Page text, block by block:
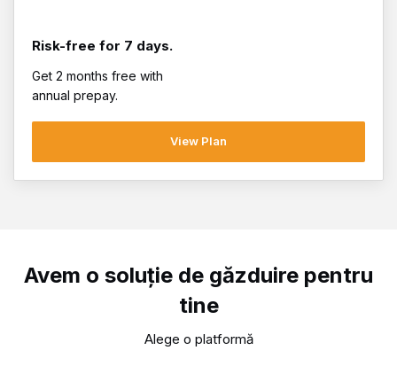
Risk-free for 7 days.
Get 2 months free with
annual prepay.
View Plan
Avem o soluție de găzduire pentru
tine
Alege o platformă